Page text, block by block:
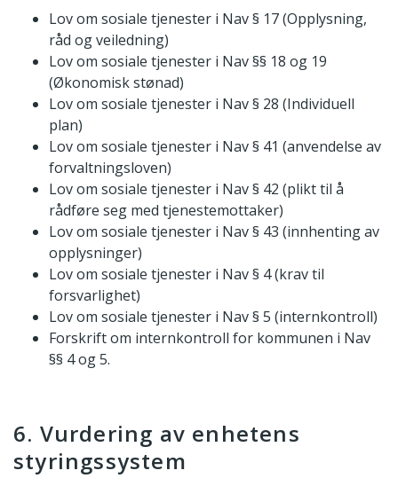
Lov om sosiale tjenester i Nav § 17 (Opplysning,
råd og veiledning)
Lov om sosiale tjenester i Nav §§ 18 og 19
(Økonomisk stønad)
Lov om sosiale tjenester i Nav § 28 (Individuell
plan)
Lov om sosiale tjenester i Nav § 41 (anvendelse av
forvaltningsloven)
Lov om sosiale tjenester i Nav § 42 (plikt til å
rådføre seg med tjenestemottaker)
Lov om sosiale tjenester i Nav § 43 (innhenting av
opplysninger)
Lov om sosiale tjenester i Nav § 4 (krav til
forsvarlighet)
Lov om sosiale tjenester i Nav § 5 (internkontroll)
Forskrift om internkontroll for kommunen i Nav
§§ 4 og 5.
6. Vurdering av enhetens
styringssystem